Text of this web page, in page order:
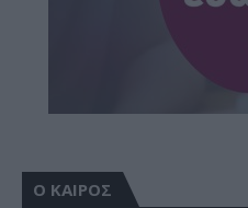
Ο ΚΑΙΡΟΣ